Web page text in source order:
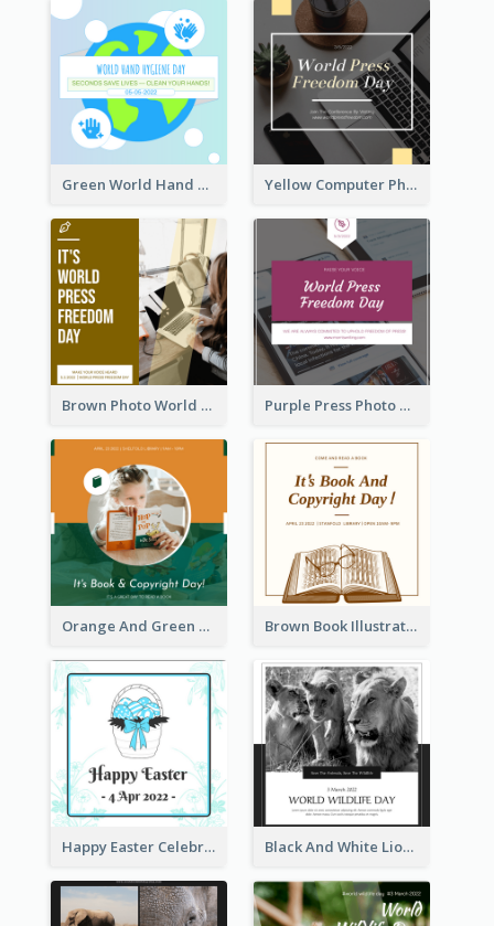
Green World Hand Hygiene Day Instagram Post Yellow Computer Photo World Press Freedom Day Instagram Post
Brown Photo World Press Freedom Day Instagram Post Purple Press Photo World Press Freedom Day Instagram Post
Orange And Green Photo Book And Copyright Day Instagram Post Brown Book Illustration Book And Copyright Day Instagram Post
Happy Easter Celebration Instagram Post Black And White Lion World Wildlife Day Instagram Post